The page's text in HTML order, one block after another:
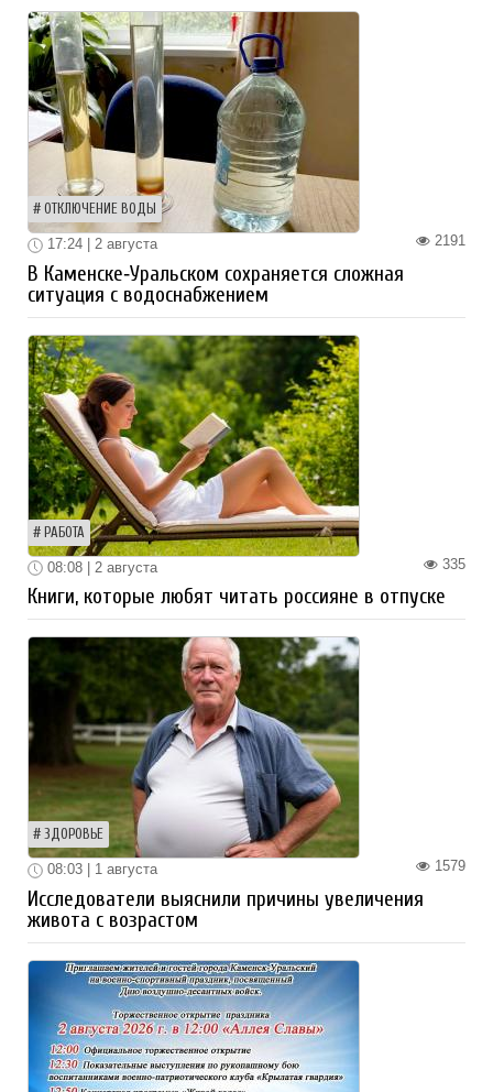
ОТКЛЮЧЕНИЕ ВОДЫ
2191
17:24 | 2 августа
В Каменске‑Уральском сохраняется сложная
ситуация с водоснабжением
РАБОТА
335
08:08 | 2 августа
Книги, которые любят читать россияне в отпуске
ЗДОРОВЬЕ
1579
08:03 | 1 августа
Исследователи выяснили причины увеличения
живота с возрастом